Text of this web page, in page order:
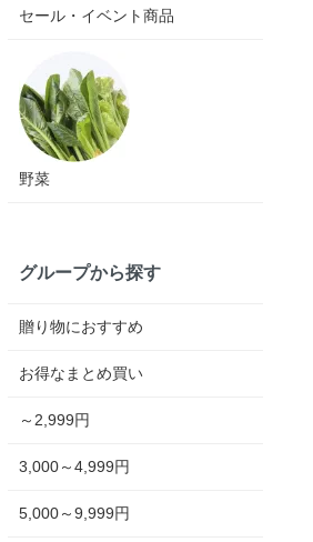
セール・イベント商品
野菜
グループから探す
贈り物におすすめ
お得なまとめ買い
～2,999円
3,000～4,999円
5,000～9,999円